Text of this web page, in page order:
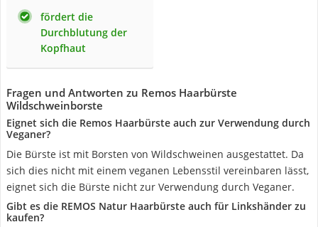
fördert die
Durchblutung der
Kopfhaut
Fragen und Antworten zu Remos Haarbürste
Wildschweinborste
Eignet sich die Remos Haarbürste auch zur Verwendung durch
Veganer?
Die Bürste ist mit Borsten von Wildschweinen ausgestattet. Da
sich dies nicht mit einem veganen Lebensstil vereinbaren lässt,
eignet sich die Bürste nicht zur Verwendung durch Veganer.
Gibt es die REMOS Natur Haarbürste auch für Linkshänder zu
kaufen?